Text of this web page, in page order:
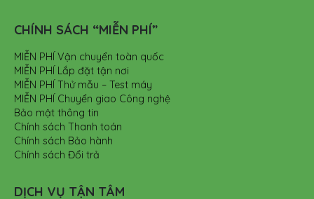
CHÍNH SÁCH “MIỄN PHÍ”
MIỄN PHÍ Vận chuyển toàn quốc
MIỄN PHÍ Lắp đặt tận nơi
MIỄN PHÍ Thử mẫu – Test máy
MIỄN PHÍ Chuyển giao Công nghệ
Bảo mật thông tin
Chính sách Thanh toán
Chính sách Bảo hành
Chính sách Đổi trả
DỊCH VỤ TẬN TÂM